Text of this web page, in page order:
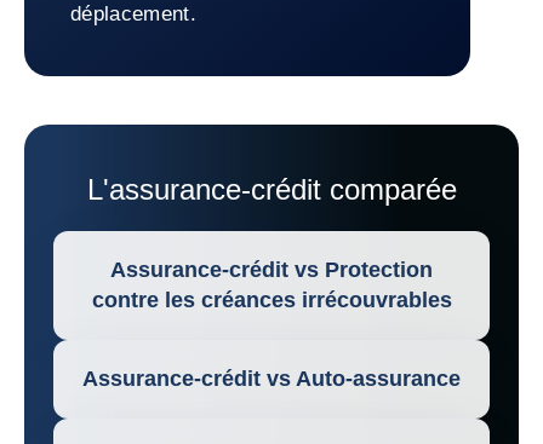
déplacement.
L'assurance-crédit comparée
Assurance-crédit vs Protection
contre les créances irrécouvrables
Assurance-crédit vs Auto-assurance